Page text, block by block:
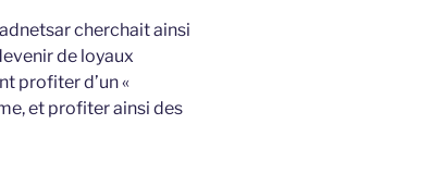
cherchait ainsi
de loyaux
profiter d’un «
et profiter ainsi des